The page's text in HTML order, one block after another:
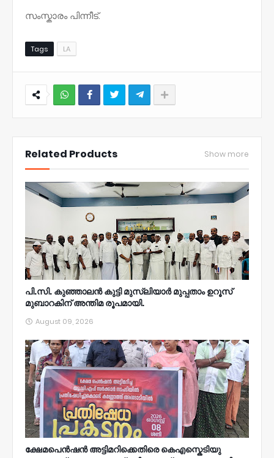
സംസ്കാരം പിന്നീട്.
Tags LA
Related Products Show more
പി.സി. കുഞ്ഞാലൻ കുട്ടി മുസ്‌ലിയാർ മുപ്പതാം ഉറൂസ്‌
മുബാറകിന്‌ അന്തിമ രൂപമായി.
August 09, 2026
ക്ഷേമപെൻഷൻ അട്ടിമറിക്കെതിരെ കെഎസ്കെടിയു